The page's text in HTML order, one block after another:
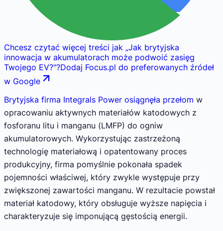
Chcesz czytać więcej treści jak „Jak brytyjska
innowacja w akumulatorach może podwoić zasięg
Twojego EV?"?Dodaj Focus.pl do preferowanych źródeł
w Google
Brytyjska firma Integrals Power osiągnęła przełom w
opracowaniu aktywnych materiałów katodowych z
fosforanu litu i manganu (LMFP) do ogniw
akumulatorowych. Wykorzystując zastrzeżoną
technologię materiałową i opatentowany proces
produkcyjny, firma pomyślnie pokonała spadek
pojemności właściwej, który zwykle występuje przy
zwiększonej zawartości manganu. W rezultacie powstał
materiał katodowy, który obsługuje wyższe napięcia i
charakteryzuje się imponującą gęstością energii.